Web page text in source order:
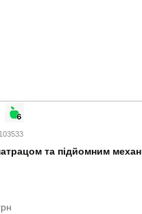
та підйомним